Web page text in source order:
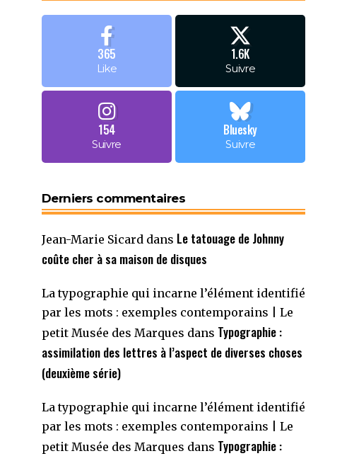
365
Like
1.6K
Suivre
154
Suivre
Bluesky
Suivre
Derniers commentaires
Jean-Marie Sicard dans Le tatouage de Johnny
coûte cher à sa maison de disques
La typographie qui incarne l’élément identifié
par les mots : exemples contemporains | Le
petit Musée des Marques dans Typographie :
assimilation des lettres à l’aspect de diverses choses
(deuxième série)
La typographie qui incarne l’élément identifié
par les mots : exemples contemporains | Le
petit Musée des Marques dans Typographie :